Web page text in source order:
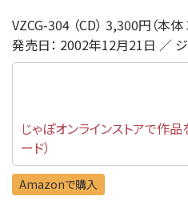
VZCG-304 （CD） 3,300円（本体
発売日： 2002年12月21日 ／ ジ
じゃぽオンラインストアで作品
ード）
Amazonで購入